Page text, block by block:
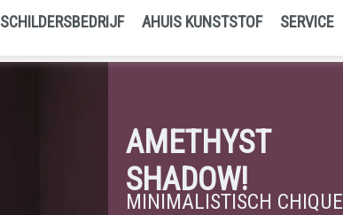
SCHILDERSBEDRIJF AHUIS KUNSTSTOF SERVICE
AMETHYST
SHADOW!
MINIMALISTISCH CHIQUE